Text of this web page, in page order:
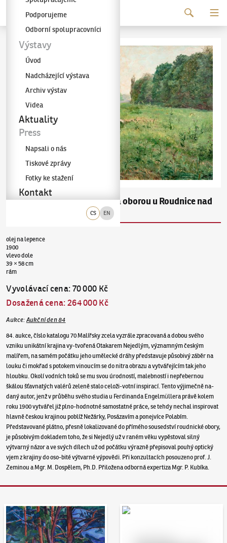
Galerie KODL
CS EN
Podporujeme
Odborní spolupracovníci
Výstavy
Úvod
Nadcházející výstava
Archiv výstav
Videa
Aktuality
Press
Napsali o nás
Tiskové zprávy
Fotky ke stažení
Kontakt
Otakar Nejedlý(1883–1957)Za oborou u Roudnice nad
olej na lepence
1900
vlevo dole
39 × 58 cm
rám
Vyvolávací cena:70 000 Kč
Dosažená cena:264 000 Kč
Aukce: Aukční den 84
84. aukce, číslo katalogu 70 Malířsky zcela vyzrále zpracovaná a dobou svého
vzniku unikátní krajina vy-tvořená Otakarem Nejedlým, významným českým
malířem, na samém počátku jeho umělecké dráhy představuje působivý záběr na
louku či mokřad s potokem vinoucím se do nitra obrazu a vytvářejícím tak jeho
hloubku. Okolí vodních toků se mu svou úrodností, malebností i nepřebernou
škálou šťavnatých valérů zeleně stalo celoži-votní inspirací. Tento výjimečně na-
daný autor, jenž v průběhu svého studia u Ferdinanda Engelmüllera právě kolem
roku 1900 vytvářel již plno-hodnotné samostatné práce, se tehdy nechal inspirovat
hlavně českou krajinou poblíž Nežárky, Posázavím a ponejvíce Polabím.
Představované plátno, přesně lokalizované do přímého sousedství roudnické obory,
je působivým dokladem toho, že si Nejedlý už v raném věku vypěstoval silný
výtvarný názor a ve svých dílech už od počátku výrazně přepisoval pouhý optický
vjem z krajiny do oso-bité výtvarné výpovědi. Při konzultacích posouzeno prof. J.
Zeminou a Mgr. M. Dospělem, Ph.D. Přiložena odborná expertiza Mgr. P. Kubíka.
Aukční den 95 Dražit online - Artslimit